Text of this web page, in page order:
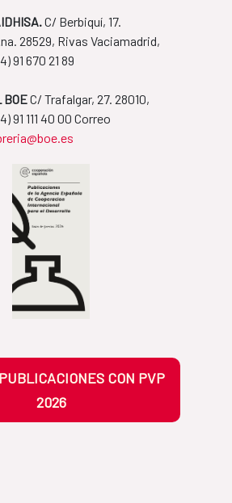
C/ Berbiquí, 17.
28529, Rivas Vaciamadrid,
91 670 21 89
BOEC/ Trafalgar, 27. 28010,
91 111 40 00 Correo
CON PVP
2026